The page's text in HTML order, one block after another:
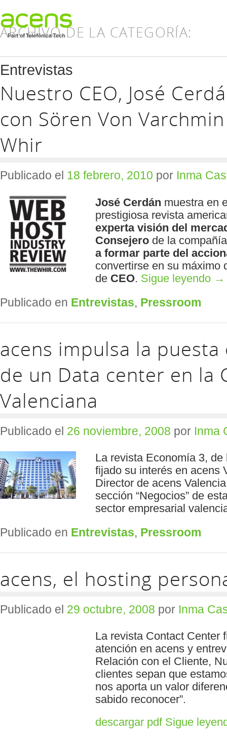
ARCHIVO DE LA CATEGORÍA:
Entrevistas
Nuestro CEO, José
con Sören Von
Whir
Publicado el 18 febrero, 2010 por Inma
José Cerdán muestra en
prestigiosa revista
experta visión del
Consejerode la
a formar parte del
convertirse en su máximo
de CEO. Sigue leyendo →
Publicado en Entrevistas, Pressroom
acens impulsa la puesta
de un Data center en la
Valenciana
Publicado el 26 noviembre, 2008 por Inma
La revista Economía 3,
fijado su interés en acens
Director de acens
sección “Negocios” de
sector empresarial
Publicado en Entrevistas, Pressroom
acens, el hosting
Publicado el 29 octubre, 2008 por Inma
La revista Contact Center
atención en acens y
Relación con el Cliente,
clientes sepan que
nos aporta un valor
sabido reconocer”.
descargar pdf Sigue